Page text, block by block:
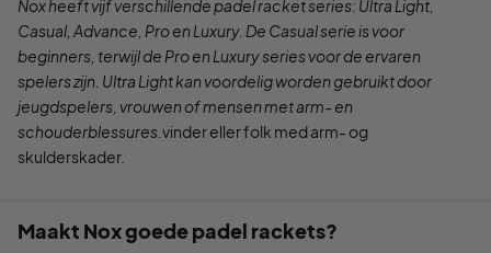
Nox heeft vijf verschillende padel racket series: Ultra Light,
Casual, Advance, Pro en Luxury. De Casual serie is voor
beginners, terwijl de Pro en Luxury series voor de ervaren
spelers zijn. Ultra Light kan voordelig worden gebruikt door
jeugdspelers, vrouwen of mensen met arm- en
schouderblessures. vinder eller folk med arm- og
skulderskader.
Maakt Nox goede padel rackets?